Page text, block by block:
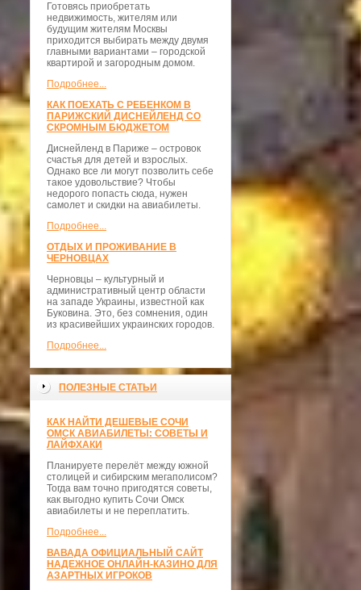
Готовясь приобретать
недвижимость, жителям или
будущим жителям Москвы
приходится выбирать между двумя
главными вариантами – городской
квартирой и загородным домом.
Подробнее...
КАК ПОЕХАТЬ С РЕБЕНКОМ В
ПАРИЖСКИЙ ДИСНЕЙЛЕНД СО
СКРОМНЫМ БЮДЖЕТОМ
Диснейленд в Париже – островок
счастья для детей и взрослых.
Однако все ли могут позволить себе
такое удовольствие? Чтобы
недорого попасть сюда, нужен
самолет и скидки на авиабилеты.
Подробнее...
ОТДЫХ И ПРОЖИВАНИЕ В
ЧЕРНОВЦАХ
Черновцы – культурный и
административный центр области
на западе Украины, известной как
Буковина. Это, без сомнения, один
из красивейших украинских городов.
Подробнее...
ПОЛЕЗНЫЕ СТАТЬИ
КАК НАЙТИ ДЕШЕВЫЕ СОЧИ
ОМСК АВИАБИЛЕТЫ: СОВЕТЫ И
ЛАЙФХАКИ
Планируете перелёт между южной
столицей и сибирским мегаполисом?
Тогда вам точно пригодятся советы,
как выгодно купить Сочи Омск
авиабилеты и не переплатить.
Подробнее...
ВАВАДА ОФИЦИАЛЬНЫЙ САЙТ
НАДЕЖНОЕ ОНЛАЙН-КАЗИНО ДЛЯ
АЗАРТНЫХ ИГРОКОВ